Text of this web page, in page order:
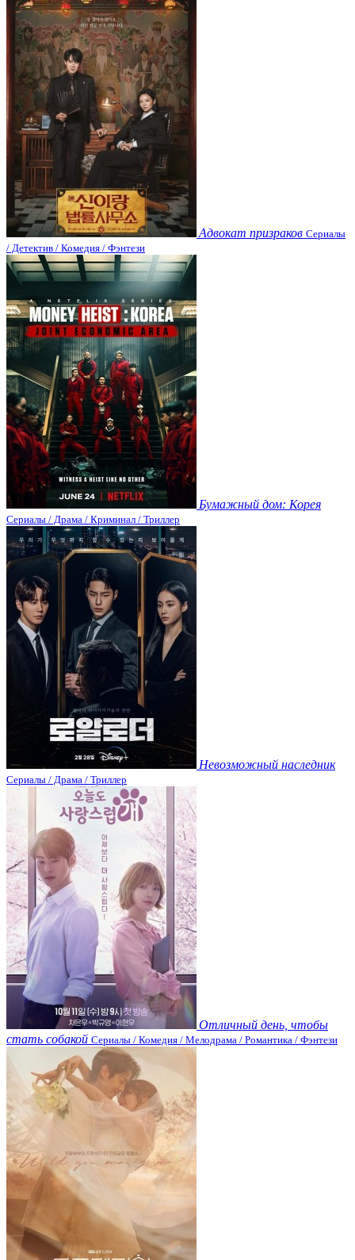
Адвокат призраков Сериалы
/ Детектив / Комедия / Фэнтези
Бумажный дом: Корея
Сериалы / Драма / Криминал / Триллер
Невозможный наследник
Сериалы / Драма / Триллер
Отличный день, чтобы
стать собакой Сериалы / Комедия / Мелодрама / Романтика / Фэнтези